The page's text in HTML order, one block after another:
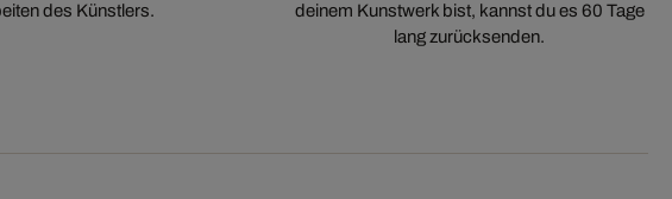
des Künstlers.
deinem Kunstwerk bist, kannst du es 60 Tage
lang zurücksenden.